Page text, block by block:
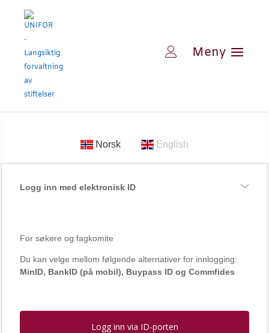
Norsk English
Logg inn med elektronisk ID
For søkere og fagkomite
Du kan velge mellom følgende alternativer for innlogging:
MinID, BankID (på mobil), Buypass ID og Commfides
Logg inn via ID-porten